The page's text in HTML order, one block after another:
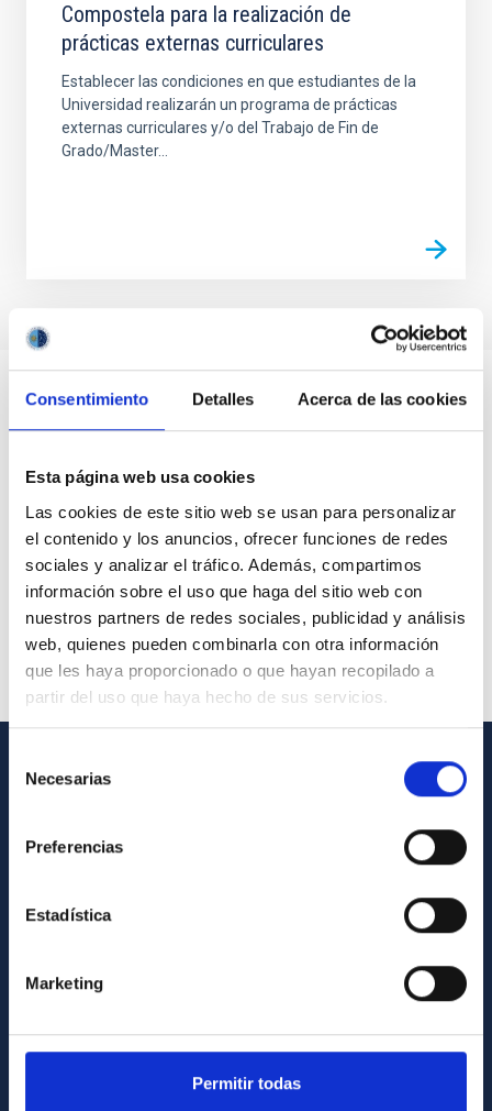
Consentimiento Detalles Acerca de las cookies
Esta página web usa cookies
Las cookies de este sitio web se usan para personalizar
el contenido y los anuncios, ofrecer funciones de redes
sociales y analizar el tráfico. Además, compartimos
información sobre el uso que haga del sitio web con
nuestros partners de redes sociales, publicidad y análisis
web, quienes pueden combinarla con otra información
que les haya proporcionado o que hayan recopilado a
partir del uso que haya hecho de sus servicios.
Necesarias
Preferencias
Estadística
Marketing
Permitir todas
Compostela para la realización de
prácticas externas curriculares
Establecer las condiciones en que estudiantes de la
Universidad realizarán un programa de prácticas
externas curriculares y/o del Trabajo de Fin de
Grado/Master...
GENERAL INFORMATION
List of personnel
General register
ABOUT THE IAC